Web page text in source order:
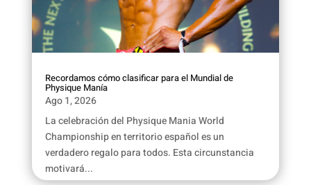
Recordamos cómo clasificar para el Mundial de
Physique Manía
Ago 1, 2026
La celebración del Physique Mania World
Championship en territorio español es un
verdadero regalo para todos. Esta circunstancia
motivará...